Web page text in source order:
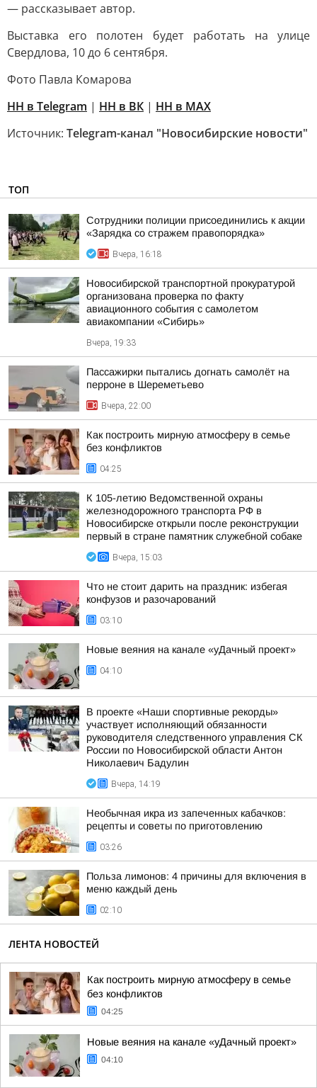
— рассказывает автор.
Выставка его полотен будет работать на улице
Свердлова, 10 до 6 сентября.
Фото Павла Комарова
НН в Telegram | НН в ВК | НН в MAX
Источник: Telegram-канал "Новосибирские новости"
ТОП
Сотрудники полиции присоединились к акции
«Зарядка со стражем правопорядка»
Вчера, 16:18
Новосибирской транспортной прокуратурой
организована проверка по факту
авиационного события с самолетом
авиакомпании «Сибирь»
Вчера, 19:33
Пассажирки пытались догнать самолёт на
перроне в Шереметьево
Вчера, 22:00
Как построить мирную атмосферу в семье
без конфликтов
04:25
К 105-летию Ведомственной охраны
железнодорожного транспорта РФ в
Новосибирске открыли после реконструкции
первый в стране памятник служебной собаке
Вчера, 15:03
Что не стоит дарить на праздник: избегая
конфузов и разочарований
03:10
Новые веяния на канале «уДачный проект»
04:10
В проекте «Наши спортивные рекорды»
участвует исполняющий обязанности
руководителя следственного управления СК
России по Новосибирской области Антон
Николаевич Бадулин
Вчера, 14:19
Необычная икра из запеченных кабачков:
рецепты и советы по приготовлению
03:26
Польза лимонов: 4 причины для включения в
меню каждый день
02:10
ЛЕНТА НОВОСТЕЙ
Как построить мирную атмосферу в семье
без конфликтов
04:25
Новые веяния на канале «уДачный проект»
04:10